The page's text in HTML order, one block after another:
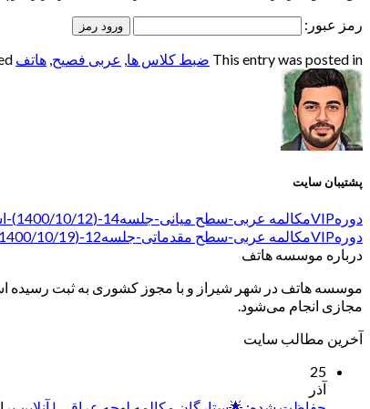
رمز عبور:
This entry was posted in ضبط کلاس ها, عربی فصیح, هاتف
پشتیبان سایت
دورهVIPمکالمه عربی-سطح میانی-جلسه14-(1400/10/12)-استادحاجی قاسمی
دورهVIPمکالمه عربی-سطح مقدماتی-جلسه12-(1400/10/19)-استاد حسینی
درباره موسسه هاتف
موسسه هاتف در شهر شیراز و با مجوز کشوری به ثبت رسیده
مجازی انجام می‌شود.
آخرین مطالب سایت
25
آذر